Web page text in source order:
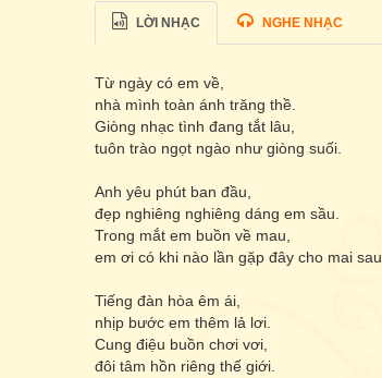
LỜI NHẠC NGHE NHẠC
Từ ngày có em về,
nhà mình toàn ánh trăng thề.
Giòng nhạc tình đang tắt lâu,
tuôn trào ngọt ngào như giòng suối.
Anh yêu phút ban đầu,
đẹp nghiêng nghiêng dáng em sầu.
Trong mắt em buồn về mau,
em ơi có khi nào lần gặp đây cho mai sau.
Tiếng đàn hòa êm ái,
nhịp bước em thêm lả lơi.
Cung điệu buồn chơi vơi,
đôi tâm hồn riêng thế giới.